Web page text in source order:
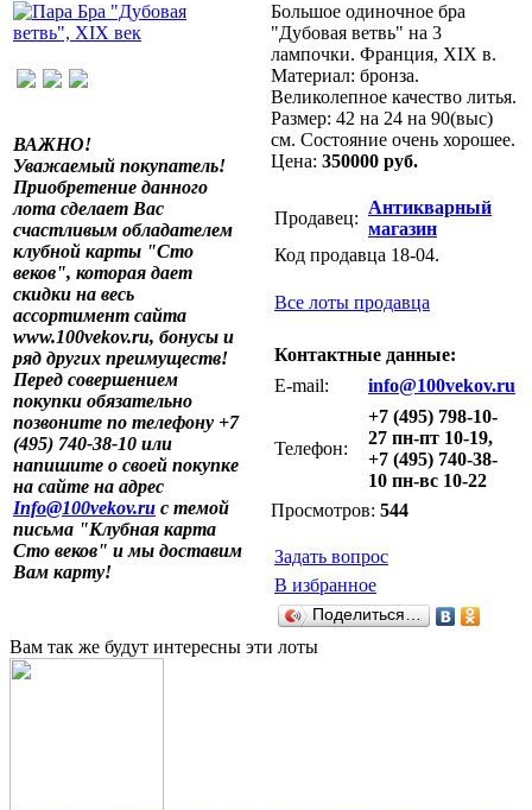
ВАЖНО!
Уважаемый покупатель!
Приобретение данного
лота сделает Вас
счастливым обладателем
клубной карты "Сто
веков", которая дает
скидки на весь
ассортимент сайта
www.100vekov.ru, бонусы и
ряд других преимуществ!
Перед совершением
покупки обязательно
позвоните по телефону +7
(495) 740-38-10 или
напишите о своей покупке
на сайте на адрес
Info@100vekov.ru с темой
письма "Клубная карта
Сто веков" и мы доставим
Вам карту!
Большое одиночное бра
"Дубовая ветвь" на 3
лампочки. Франция, XIX в.
Материал: бронза.
Великолепное качество литья.
Размер: 42 на 24 на 90(выс)
см. Состояние очень хорошее.
Цена: 350000 руб.
Продавец:
Антикварный
магазин
Код продавца 18-04.
Все лоты продавца
Контактные данные:
E-mail:
info@100vekov.ru
Телефон:
+7 (495) 798-10-
27 пн-пт 10-19,
+7 (495) 740-38-
10 пн-вс 10-22
Просмотров: 544
Задать вопрос
В избранное
Поделиться…
Вам так же будут интересны эти лоты